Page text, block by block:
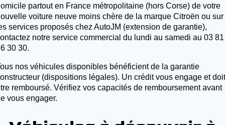
partout en France métropolitaine (hors Corse) de votre
voiture neuve moins chère de la marque Citroën ou sur
services proposés chez AutoJM (extension de garantie),
notre service commercial du lundi au samedi au 03 81
30 30.
nos véhicules disponibles bénéficient de la garantie
(dispositions légales). Un crédit vous engage et doit
remboursé. Vérifiez vos capacités de remboursement avant
vous engager.